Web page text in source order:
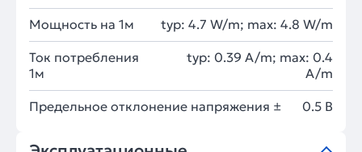
Мощность на 1м typ: 4.7 W/m; max: 4.8 W/m
Ток потребления
1м
typ: 0.39 A/m; max: 0.4
A/m
Предельное отклонение напряжения ± 0.5 В